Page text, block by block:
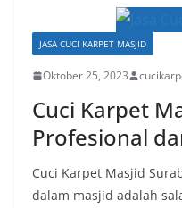
JASA CUCI KARPET MASJID
Oktober 25, 2023
Cuci Karpet
Profesional
Cuci Karpet Masjid
dalam masjid adalah